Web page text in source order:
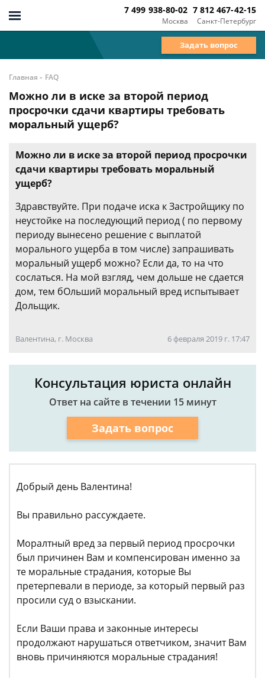
Москва
7 499 938-80-02
Санкт-Петербург
7 812 467-42-15
Задать вопрос
Главная - FAQ
Можно ли в иске за второй период
просрочки сдачи квартиры требовать
моральный ущерб?
Можно ли в иске за второй период просрочки
сдачи квартиры требовать моральный
ущерб?
Здравствуйте. При подаче иска к Застройщику по
неустойке на последующий период ( по первому
периоду вынесено решение с выплатой
морального ущерба в том числе) запрашивать
моральный ущерб можно? Если да, то на что
сослаться. На мой взгляд, чем дольше не сдается
дом, тем бОльший моральный вред испытывает
Дольщик.
Валентина, г. Москва 6 февраля 2019 г. 17:47
Консультация юриста онлайн
Ответ на сайте в течении 15 минут
Задать вопрос
Добрый день Валентина!
Вы правильно рассуждаете.
Моралтный вред за первый период просрочки
был причинен Вам и компенсирован именно за
те моральные страдания, которые Вы
претерпевали в периоде, за который первый раз
просили суд о взыскании.
Если Ваши права и законные интересы
продолжают нарушаться ответчиком, значит Вам
вновь причиняются моральные страдания!